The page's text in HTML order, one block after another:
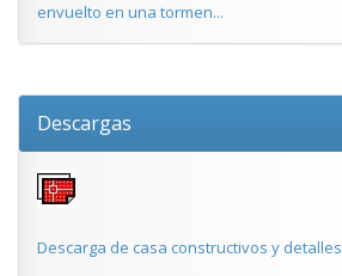
envuelto en una tormen...
Descargas
Descarga de casa constructivos y detalles